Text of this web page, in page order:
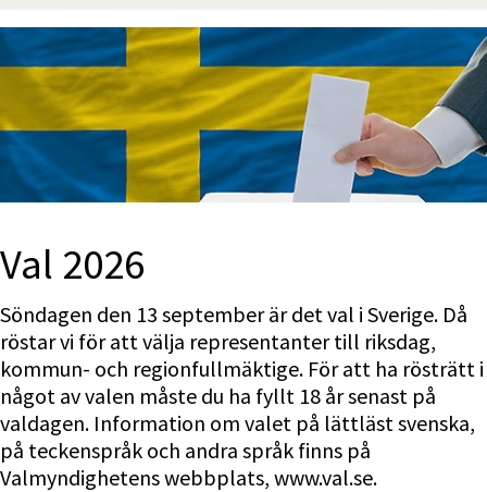
Val 2026
Söndagen den 13 september är det val i Sverige. Då
röstar vi för att välja representanter till riksdag,
kommun- och regionfullmäktige. För att ha rösträtt i
något av valen måste du ha fyllt 18 år senast på
valdagen. Information om valet på lättläst svenska,
på teckenspråk och andra språk finns på
Valmyndighetens webbplats, www.val.se.